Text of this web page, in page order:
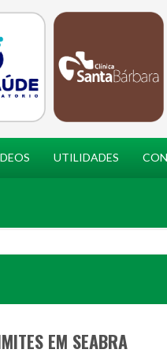
UTILIDADES
EM SEABRA